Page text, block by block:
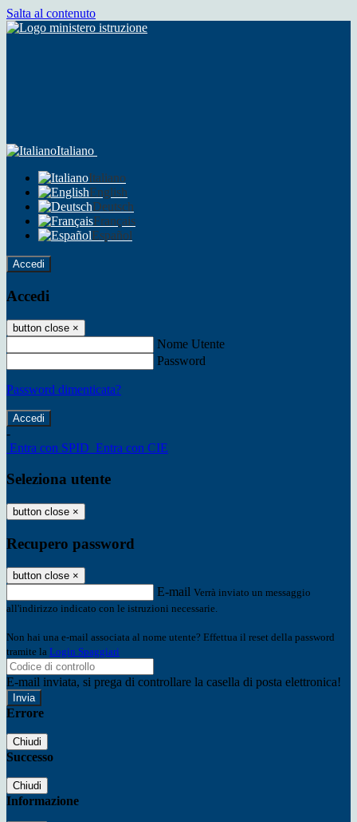
Salta al contenuto
Italiano
Italiano
English
Deutsch
Français
Español
Accedi
Accedi
button close ×
Nome Utente
Password
Password dimenticata?
-
Entra con SPID Entra con CIE
Seleziona utente
button close ×
Recupero password
button close ×
E-mail Verrà inviato un messaggio
all'indirizzo indicato con le istruzioni necessarie.
Non hai una e-mail associata al nome utente? Effettua il reset della password
tramite la Login Spaggiari
E-mail inviata, si prega di controllare la casella di posta elettronica!
Errore
Chiudi
Successo
Chiudi
Informazione